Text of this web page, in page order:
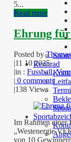
Rennrad
5...
Read more
Ehrung
Posted by
|11 10 2025
|in : Fussball,
| 0 comments
|138 Views
Im Rahmen einer
„Westenergie
von 10